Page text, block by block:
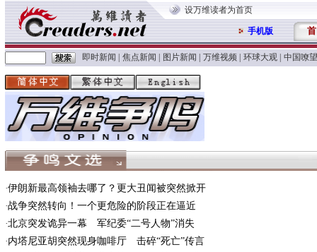
设万维读者为首页
手机版 首
即时新闻 焦点新闻 图片新闻 万维视频 环球大观 中国嘹望
伊朗新最高领袖去哪了？更大丑闻被突然掀开
战争突然转向！一个更危险的阶段正在逼近
北京突发诡异一幕 军纪委“二号人物”消失
内塔尼亚胡突然现身咖啡厅 击碎“死亡”传言